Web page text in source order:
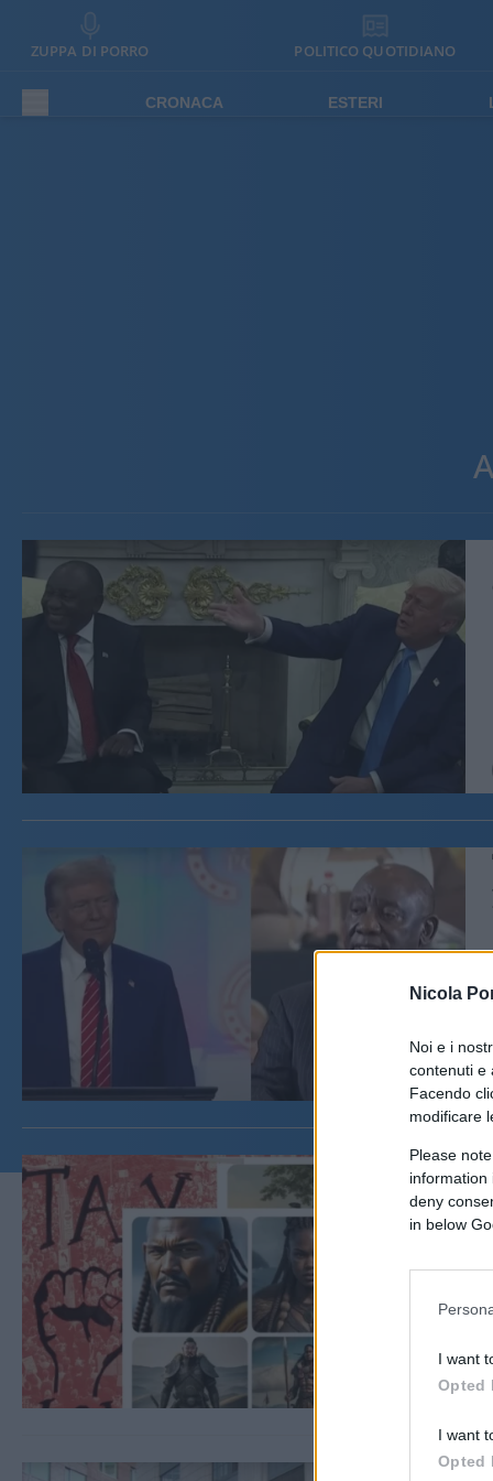
Nicola
Noi e i
contenuti e
Facendo
modificare
Please
information
deny
in below
I want
Opted
I want
Opted
ZUPPA DI PORRO POLITICO QUOTIDIANO
CRONACA ESTERI